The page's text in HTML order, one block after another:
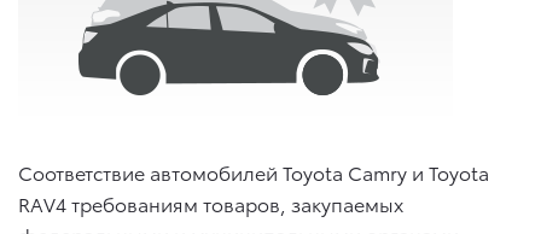
Соответствие автомобилей Toyota Camry и Toyota
RAV4 требованиям товаров, закупаемых